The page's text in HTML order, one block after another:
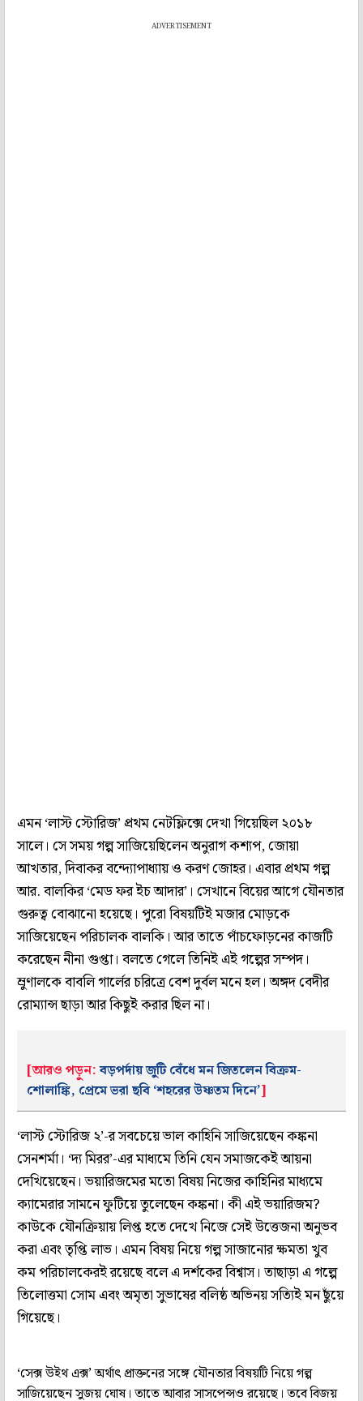
ADVERTISEMENT
এমন ‘লাস্ট স্টোরিজ’ প্রথম নেটফ্লিক্সে দেখা গিয়েছিল ২০১৮
সালে। সে সময় গল্প সাজিয়েছিলেন অনুরাগ কশ্যপ, জোয়া
আখতার, দিবাকর বন্দ্যোপাধ্যায় ও করণ জোহর। এবার প্রথম গল্প
আর. বালকির ‘মেড ফর ইচ আদার’। সেখানে বিয়ের আগে যৌনতার
গুরুত্ব বোঝানো হয়েছে। পুরো বিষয়টিই মজার মোড়কে
সাজিয়েছেন পরিচালক বালকি। আর তাতে পাঁচফোড়নের কাজটি
করেছেন নীনা গুপ্তা। বলতে গেলে তিনিই এই গল্পের সম্পদ।
ম্রুণালকে বাবলি গার্লের চরিত্রে বেশ দুর্বল মনে হল। অঙ্গদ বেদীর
রোম্যান্স ছাড়া আর কিছুই করার ছিল না।
[আরও পড়ুন:বড়পর্দায় জুটি বেঁধে মন জিতলেন বিক্রম-
শোলাঙ্কি, প্রেমে ভরা ছবি ‘শহরের উষ্ণতম দিনে’]
‘লাস্ট স্টোরিজ ২’-র সবচেয়ে ভাল কাহিনি সাজিয়েছেন কঙ্কনা
সেনশর্মা। ‘দ্য মিরর’-এর মাধ্যমে তিনি যেন সমাজকেই আয়না
দেখিয়েছেন। ভয়ারিজমের মতো বিষয় নিজের কাহিনির মাধ্যমে
ক্যামেরার সামনে ফুটিয়ে তুলেছেন কঙ্কনা। কী এই ভয়ারিজম?
কাউকে যৌনক্রিয়ায় লিপ্ত হতে দেখে নিজে সেই উত্তেজনা অনুভব
করা এবং তৃপ্তি লাভ। এমন বিষয় নিয়ে গল্প সাজানোর ক্ষমতা খুব
কম পরিচালকেরই রয়েছে বলে এ দর্শকের বিশ্বাস। তাছাড়া এ গল্পে
তিলোত্তমা সোম এবং অমৃতা সুভাষের বলিষ্ঠ অভিনয় সত্যিই মন ছুঁয়ে
গিয়েছে।
‘সেক্স উইথ এক্স’ অর্থাৎ প্রাক্তনের সঙ্গে যৌনতার বিষয়টি নিয়ে গল্প
সাজিয়েছেন সুজয় ঘোষ। তাতে আবার সাসপেন্সও রয়েছে। তবে বিজয়